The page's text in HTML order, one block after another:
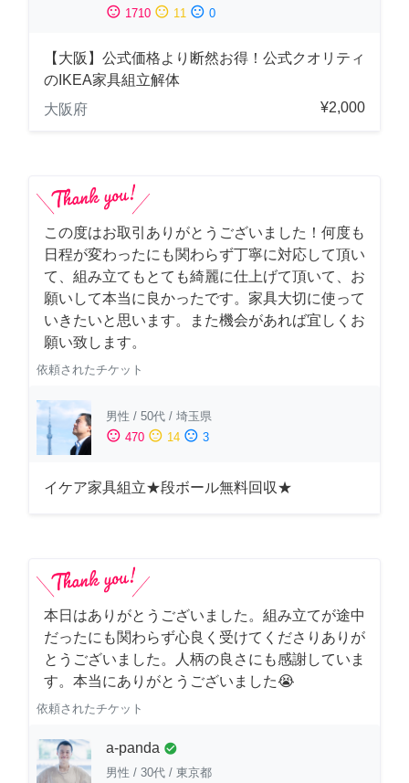
sentiment_satisfied 1710 sentiment_neutral 11 sentiment_dissatisfied 0
【大阪】公式価格より断然お得！公式クオリティ
のIKEA家具組立解体
大阪府
¥2,000
この度はお取引ありがとうございました！何度も
日程が変わったにも関わらず丁寧に対応して頂い
て、組み立てもとても綺麗に仕上げて頂いて、お
願いして本当に良かったです。家具大切に使って
いきたいと思います。また機会があれば宜しくお
願い致します。
依頼されたチケット
男性 / 50代 / 埼玉県
sentiment_satisfied 470 sentiment_neutral 14 sentiment_dissatisfied 3
イケア家具組立★段ボール無料回収★
本日はありがとうございました。組み立てが途中
だったにも関わらず心良く受けてくださりありが
とうございました。人柄の良さにも感謝していま
す。本当にありがとうございました😭
依頼されたチケット
a-panda check_circle
男性 / 30代 / 東京都